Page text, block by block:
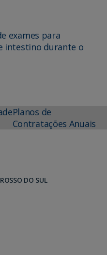
exames para
intestino durante o
Planos de
Contratações Anuais
DO SUL